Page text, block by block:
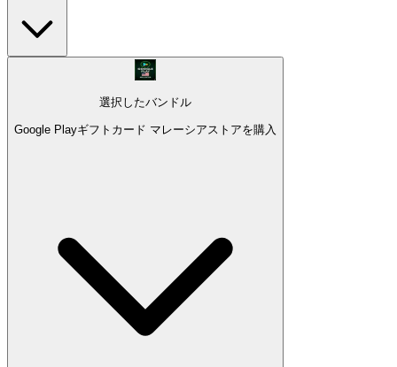
選択したバンドル
Google Playギフトカード マレーシアストアを購入